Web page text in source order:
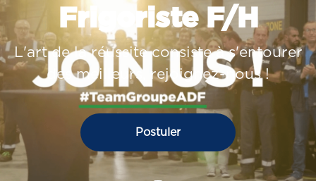
Frigoriste F/H
L'art de la réussite consiste à s'entourer
des meilleurs, rejoignez-nous !
Postuler